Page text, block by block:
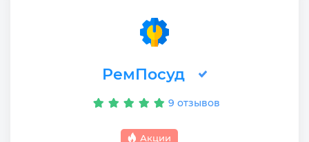
РемПосуд
9 отзывов
Акции